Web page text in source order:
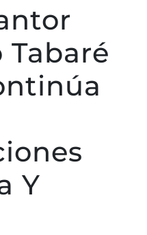
Tabaré
Y